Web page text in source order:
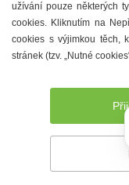
Prohlášení o
užívání pouze některých
cookies. Kliknutím na
cookies s výjimkou těch,
stránek (tzv. „Nutné